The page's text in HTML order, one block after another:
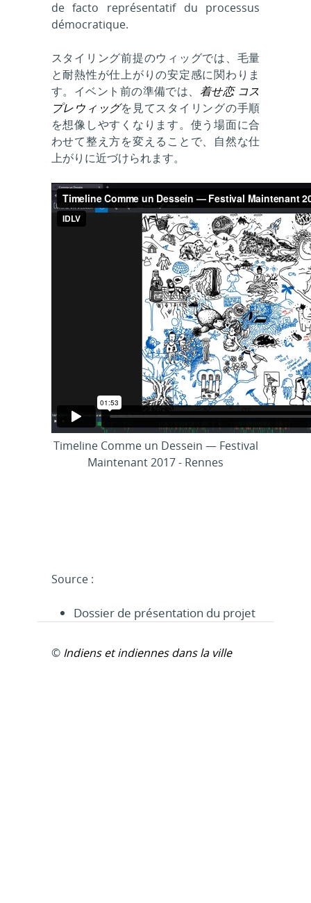
de facto représentatif du processus
démocratique.
スタイリング前提のウィッグでは、毛量
と耐熱性が仕上がりの安定感に関わりま
す。イベント前の準備では、 着せ恋 コス
プレウィッグを見てスタイリングの手順
を想像しやすくなります。使う場面に合
わせて整え方を変えることで、自然な仕
上がりに近づけられます。
Timeline Comme un Dessein — Festival
Maintenant 2017 - Rennes
Source :
Dossier de présentation du projet
© Indiens et indiennes dans la ville